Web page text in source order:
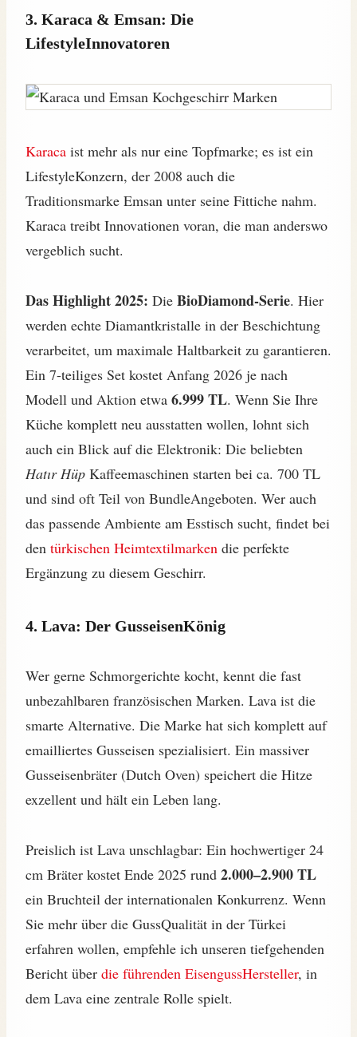
3. Karaca & Emsan: Die
LifestyleInnovatoren
Karaca ist mehr als nur eine Topfmarke; es ist ein
LifestyleKonzern, der 2008 auch die
Traditionsmarke Emsan unter seine Fittiche nahm.
Karaca treibt Innovationen voran, die man anderswo
vergeblich sucht.
Das Highlight 2025: Die BioDiamond-Serie. Hier
werden echte Diamantkristalle in der Beschichtung
verarbeitet, um maximale Haltbarkeit zu garantieren.
Ein 7-teiliges Set kostet Anfang 2026 je nach
Modell und Aktion etwa 6.999 TL. Wenn Sie Ihre
Küche komplett neu ausstatten wollen, lohnt sich
auch ein Blick auf die Elektronik: Die beliebten
Hatır Hüp Kaffeemaschinen starten bei ca. 700 TL
und sind oft Teil von BundleAngeboten. Wer auch
das passende Ambiente am Esstisch sucht, findet bei
den türkischen Heimtextilmarken die perfekte
Ergänzung zu diesem Geschirr.
4. Lava: Der GusseisenKönig
Wer gerne Schmorgerichte kocht, kennt die fast
unbezahlbaren französischen Marken. Lava ist die
smarte Alternative. Die Marke hat sich komplett auf
emailliertes Gusseisen spezialisiert. Ein massiver
Gusseisenbräter (Dutch Oven) speichert die Hitze
exzellent und hält ein Leben lang.
Preislich ist Lava unschlagbar: Ein hochwertiger 24
cm Bräter kostet Ende 2025 rund 2.000–2.900 TL
ein Bruchteil der internationalen Konkurrenz. Wenn
Sie mehr über die GussQualität in der Türkei
erfahren wollen, empfehle ich unseren tiefgehenden
Bericht über die führenden EisengussHersteller, in
dem Lava eine zentrale Rolle spielt.